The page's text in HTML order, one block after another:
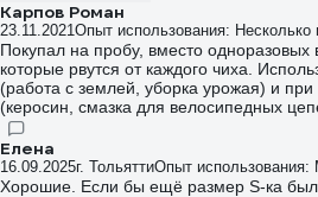
Карпов Роман
23.11.2021Опыт использования: Несколько
Покупал на пробу, вместо одноразовых
которые рвутся от каждого чиха.
(работа с землей, уборка урожая) и
(керосин, смазка для велосипедных
тонер для лазерного принтера).
прокола, пореза. Но я и использую
контактировать с необработанным
заусенцами), прослужит долго. У меня
Елена
16.09.2025г. ТольяттиОпыт использования:
Хорошие. Если бы ещё размер S-ка